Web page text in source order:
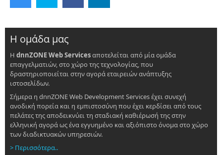
Η ομάδα μας
Η dnnZONE Web Servicesαποτελείται από μία ομάδα
επαγγελματιών, στο χώρο της τεχνολογίας, που
δραστηριοποιείται στην αγορά εταιρειών ανάπτυξης
ιστοσελίδων.
Σήμερα η dnnZONE Web Development Services έχει συνεχή
ανοδική πορεία και η εμπιστοσύνη που έχει κερδίσει από τους
πελάτες της αποδεικνύει τη σταδιακή καθιέρωσή της στην
ελληνική αγορά ως ένα εγγυημένο και αξιόπιστο όνομα στο χώρο
των διαδικτυακών υπηρεσιών.
> Περισσότερα..